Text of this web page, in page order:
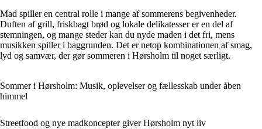
Mad spiller en central rolle i mange af sommerens begivenheder.
Duften af grill, friskbagt brød og lokale delikatesser er en del af
stemningen, og mange steder kan du nyde maden i det fri, mens
musikken spiller i baggrunden. Det er netop kombinationen af smag,
lyd og samvær, der gør sommeren i Hørsholm til noget særligt.
Sommer i Hørsholm: Musik, oplevelser og fællesskab under åben
himmel
Streetfood og nye madkoncepter giver Hørsholm nyt liv